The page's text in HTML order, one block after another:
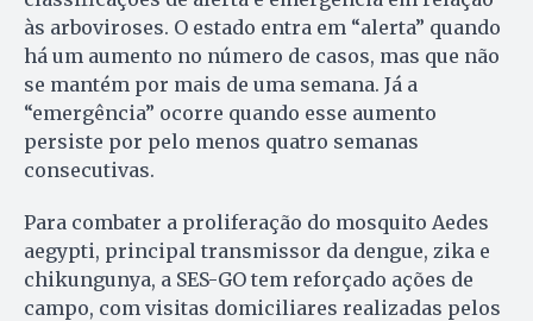
às arboviroses. O estado entra em “alerta” quando
há um aumento no número de casos, mas que não
se mantém por mais de uma semana. Já a
“emergência” ocorre quando esse aumento
persiste por pelo menos quatro semanas
consecutivas.
Para combater a proliferação do mosquito Aedes
aegypti, principal transmissor da dengue, zika e
chikungunya, a SES-GO tem reforçado ações de
campo, com visitas domiciliares realizadas pelos